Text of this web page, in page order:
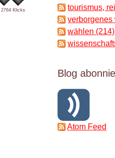
2764 Klicks
tourismus,
verborgenes
wählen (214)
Blog
Atom Feed